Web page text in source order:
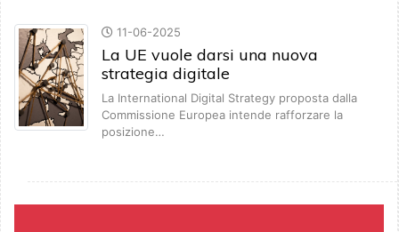
11-06-2025
La UE vuole darsi una nuova
strategia digitale
La International Digital Strategy proposta dalla
Commissione Europea intende rafforzare la
posizione…